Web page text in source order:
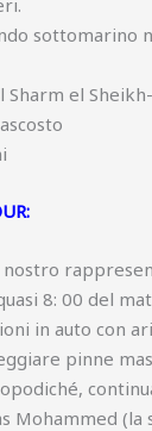
sottomarino
Sharm el
nostro
8: 00 del
in auto con
pinne
Mohammed